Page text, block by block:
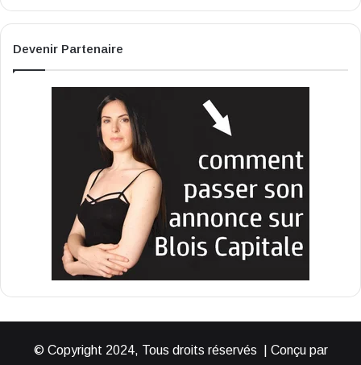
Devenir Partenaire
© Copyright 2024, Tous droits réservés | Conçu par